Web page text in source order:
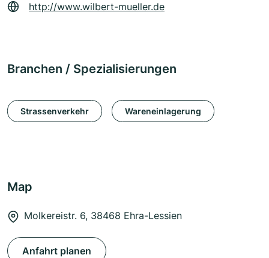
http://www.wilbert-mueller.de
Branchen / Spezialisierungen
Strassenverkehr Wareneinlagerung
Map
Molkereistr. 6, 38468 Ehra-Lessien
Anfahrt planen